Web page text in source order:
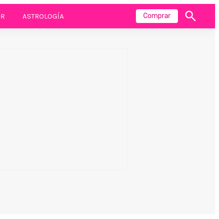
ASTROLOGÍA Comprar
Mostrar